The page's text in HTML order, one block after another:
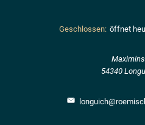
Klicken, um weitere
Geschlossen: öffnet
54340